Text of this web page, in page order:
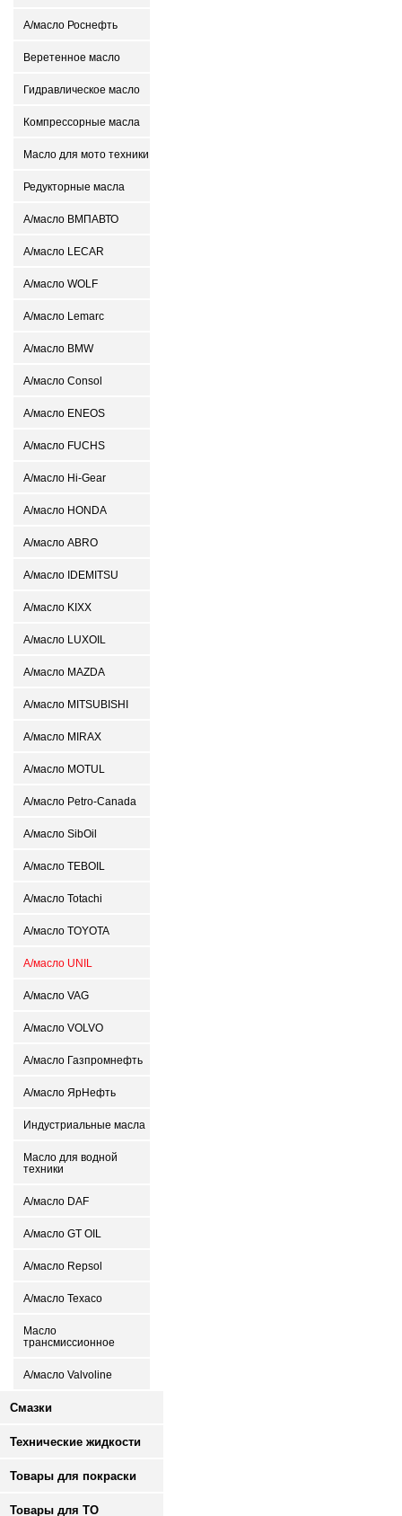
А/масло Роснефть
Веретенное масло
Гидравлическое масло
Компрессорные масла
Масло для мото техники
Редукторные масла
А/масло ВМПАВТО
А/масло LECAR
А/масло WOLF
А/масло Lemarc
А/масло BMW
А/масло Consol
А/масло ENEOS
А/масло FUCHS
А/масло Hi-Gear
А/масло HONDA
А/масло ABRO
А/масло IDEMITSU
А/масло KIXX
А/масло LUXOIL
А/масло MAZDA
А/масло MITSUBISHI
А/масло MIRAX
А/масло MOTUL
А/масло Petro-Canada
А/масло SibOil
А/масло TEBOIL
А/масло Totachi
А/масло TOYOTA
А/масло UNIL
А/масло VAG
А/масло VOLVO
А/масло Газпромнефть
А/масло ЯрНефть
Индустриальные масла
Масло для водной
техники
А/масло DAF
А/масло GT OIL
А/масло Repsol
А/масло Texaco
Масло
трансмиссионное
А/масло Valvoline
Смазки
Технические жидкости
Товары для покраски
Товары для ТО